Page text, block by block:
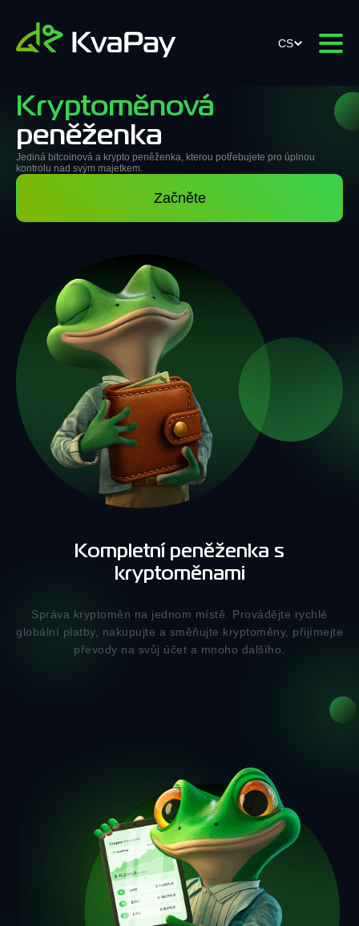
CS
Kryptoměnová
peněženka
Jediná bitcoinová a krypto peněženka, kterou potřebujete pro úplnou
kontrolu nad svým majetkem.
Začněte
Kompletní peněženka s
kryptoměnami
Správa kryptoměn na jednom místě. Provádějte rychlé
globální platby, nakupujte a směňujte kryptoměny, přijímejte
převody na svůj účet a mnoho dalšího.